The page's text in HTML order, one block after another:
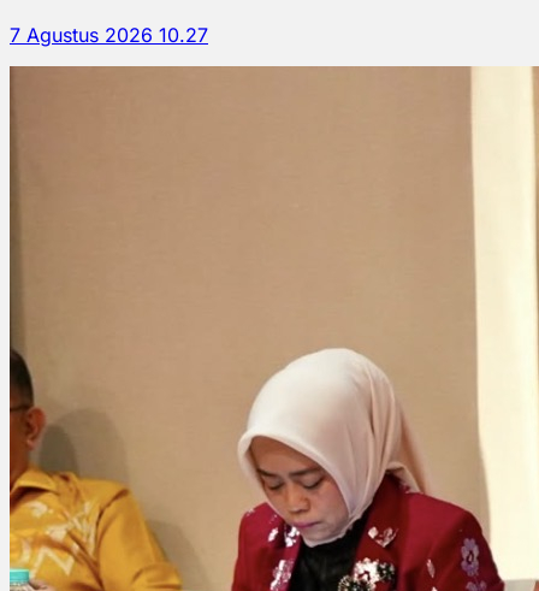
7 Agustus 2026 10.27